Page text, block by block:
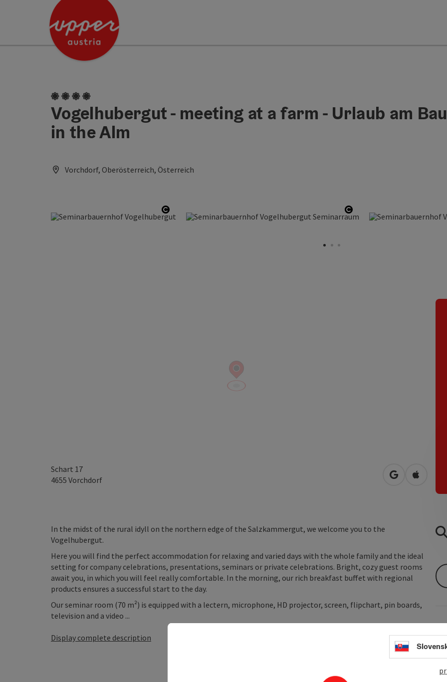
Accesskey
Accesskey
4 flowers
Vogelhubergut - meeting at a farm - Urlaub am
in the Alm
Vorchdorf, Oberösterreich, Österreich
Open copyright Open copyright
Schart 17
4655 Vorchdorf open inOpen in
In the midst of the rural idyll on the northern edge of the Salzkammergut, we welcome you to the
Vogelhubergut.
Here you will find the perfect accommodation for relaxing and varied days with the whole family and the ideal
setting for company celebrations, presentations, seminars or private celebrations. Bright, cozy guest rooms
await you, in which you will feel really comfortable. In the morning, our rich breakfast buffet with regional
products ensures a successful start to the day.
Our seminar room (70 m²) is equipped with a lectern, microphone, HD projector, screen, flipchart, pin boards,
television and a video ...
Display complete description